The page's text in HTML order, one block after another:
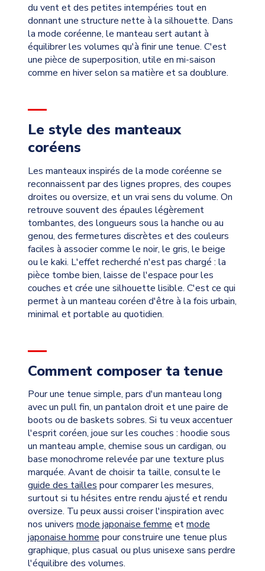
du vent et des petites intempéries tout en
donnant une structure nette à la silhouette. Dans
la mode coréenne, le manteau sert autant à
équilibrer les volumes qu'à finir une tenue. C'est
une pièce de superposition, utile en mi-saison
comme en hiver selon sa matière et sa doublure.
Le style des manteaux
coréens
Les manteaux inspirés de la mode coréenne se
reconnaissent par des lignes propres, des coupes
droites ou oversize, et un vrai sens du volume. On
retrouve souvent des épaules légèrement
tombantes, des longueurs sous la hanche ou au
genou, des fermetures discrètes et des couleurs
faciles à associer comme le noir, le gris, le beige
ou le kaki. L'effet recherché n'est pas chargé : la
pièce tombe bien, laisse de l'espace pour les
couches et crée une silhouette lisible. C'est ce qui
permet à un manteau coréen d'être à la fois urbain,
minimal et portable au quotidien.
Comment composer ta tenue
Pour une tenue simple, pars d'un manteau long
avec un pull fin, un pantalon droit et une paire de
boots ou de baskets sobres. Si tu veux accentuer
l'esprit coréen, joue sur les couches : hoodie sous
un manteau ample, chemise sous un cardigan, ou
base monochrome relevée par une texture plus
marquée. Avant de choisir ta taille, consulte le
guide des taillespour comparer les mesures,
surtout si tu hésites entre rendu ajusté et rendu
oversize. Tu peux aussi croiser l'inspiration avec
nos universmode japonaise femmeetmode
japonaise hommepour construire une tenue plus
graphique, plus casual ou plus unisexe sans perdre
l'équilibre des volumes.